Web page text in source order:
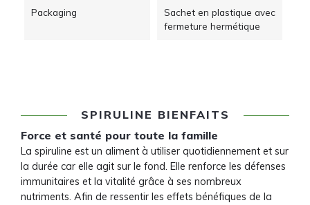
Packaging
Sachet en plastique avec
fermeture hermétique
SPIRULINE BIENFAITS
Force et santé pour toute la famille
La spiruline est un aliment à utiliser quotidiennement et sur
la durée car elle agit sur le fond. Elle renforce les défenses
immunitaires et la vitalité grâce à ses nombreux
nutriments. Afin de ressentir les effets bénéfiques de la